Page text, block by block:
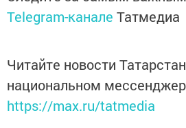
Telegram-канале Татмедиа
Читайте новости
национальном
https://max.ru/tatmedia